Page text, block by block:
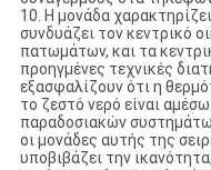
10. Η μονάδα
συνδυάζει τον κεντρικό
πατωμάτων, και τα
προηγμένες τεχνικές
εξασφαλίζουν ότι η
το ζεστό νερό είναι
παραδοσιακών
οι μονάδες αυτής της
υποβιβάζει την